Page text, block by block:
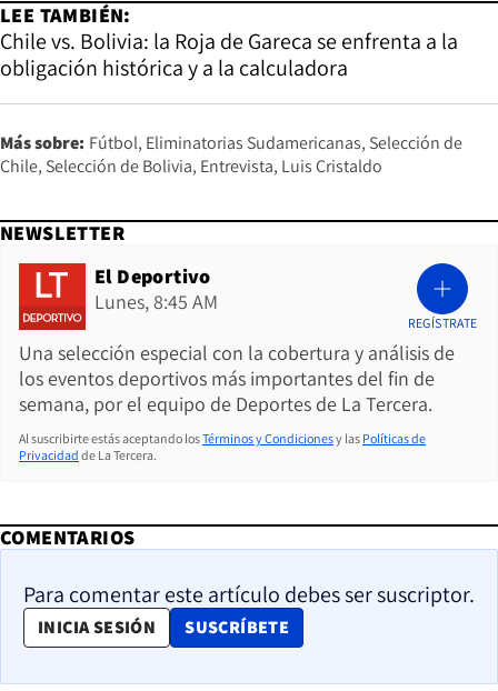
LEE TAMBIÉN:
Chile vs. Bolivia: la Roja de Gareca se enfrenta a la
obligación histórica y a la calculadora
Más sobre: Fútbol Eliminatorias Sudamericanas Selección de
Chile Selección de Bolivia Entrevista Luis Cristaldo
NEWSLETTER
El Deportivo
Lunes, 8:45 AM
Una selección especial con la cobertura y análisis de
los eventos deportivos más importantes del fin de
semana, por el equipo de Deportes de La Tercera.
REGÍSTRATE
Al suscribirte estás aceptando losTérminos y Condicionesy las Políticas de
Privacidad de La Tercera.
COMENTARIOS
Para comentar este artículo debes ser suscriptor.
INICIA SESIÓN SUSCRÍBETE
OPENS IN NEW WINDOW